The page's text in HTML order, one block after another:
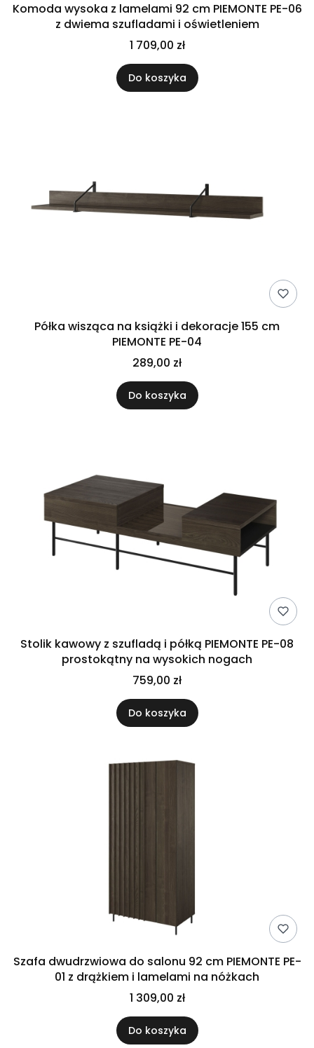
Komoda wysoka z lamelami 92 cm PIEMONTE PE-06
z dwiema szufladami i oświetleniem
1 709,00 zł
Do koszyka
Półka wisząca na książki i dekoracje 155 cm
PIEMONTE PE-04
289,00 zł
Do koszyka
Stolik kawowy z szufladą i półką PIEMONTE PE-08
prostokątny na wysokich nogach
759,00 zł
Do koszyka
Szafa dwudrzwiowa do salonu 92 cm PIEMONTE PE-
01 z drążkiem i lamelami na nóżkach
1 309,00 zł
Do koszyka